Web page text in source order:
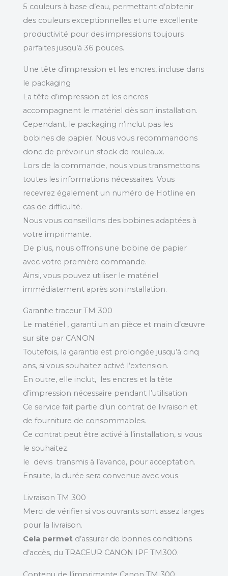
5 couleurs à base d’eau, permettant d’obtenir
des couleurs exceptionnelles et une excellente
productivité pour des impressions toujours
parfaites jusqu’à 36 pouces.
Une tête d’impression et les encres, incluse dans
le packaging
La tête d’impression et les encres
accompagnent le matériel dès son installation.
Cependant, le packaging n’inclut pas les
bobines de papier. Nous vous recommandons
donc de prévoir un stock de rouleaux.
Lors de la commande, nous vous transmettons
toutes les informations nécessaires. Vous
recevrez également un numéro de Hotline en
cas de difficulté.
Nous vous conseillons des bobines adaptées à
votre imprimante.
De plus, nous offrons une bobine de papier
avec votre première commande.
Ainsi, vous pouvez utiliser le matériel
immédiatement après son installation.
Garantie traceur TM 300
Le matériel , garanti un an pièce et main d’œuvre
sur site par CANON
Toutefois, la garantie est prolongée jusqu’à cinq
ans, si vous souhaitez activé l’extension.
En outre, elle inclut, les encres et la tête
d’impression nécessaire pendant l’utilisation
Ce service fait partie d’un contrat de livraison et
de fourniture de consommables.
Ce contrat peut être activé à l’installation, si vous
le souhaitez.
le devis transmis à l’avance, pour acceptation.
Ensuite, la durée sera convenue avec vous.
Livraison TM 300
Merci de vérifier si vos ouvrants sont assez larges
pour la livraison.
Cela permet d’assurer de bonnes conditions
d’accès, du TRACEUR CANON IPF TM300.